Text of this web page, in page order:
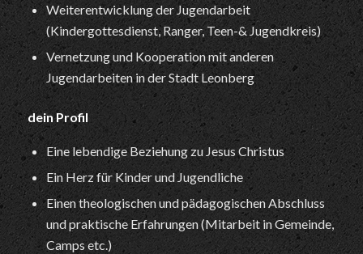
Weiterentwicklung der Jugendarbeit
(Kindergottesdienst, Ranger, Teen-& Jugendkreis)
Vernetzung und Kooperation mit anderen
Jugendarbeiten in der Stadt Leonberg
dein Profil
Eine lebendige Beziehung zu Jesus Christus
Ein Herz für Kinder und Jugendliche
Einen theologischen und pädagogischen Abschluss
und praktische Erfahrungen (Mitarbeit in Gemeinde,
Camps etc.)